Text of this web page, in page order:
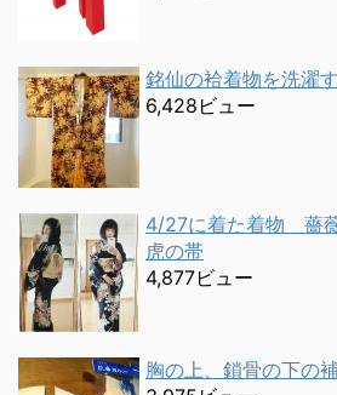
銘仙の袷着物を洗濯
6,428ビュー
4/27に着た着物 薔
虎の帯
4,877ビュー
胸の上、鎖骨の下の